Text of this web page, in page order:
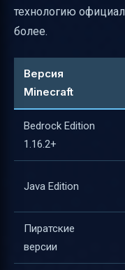
технологию
более.
Версия
Minecraft
Bedrock Edition
1.16.2+
Java Edition
Пиратские
версии